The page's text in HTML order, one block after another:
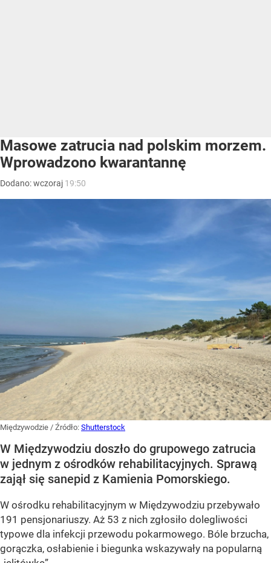
Masowe zatrucia nad polskim morzem.
Wprowadzono kwarantannę
Dodano:wczoraj 19:50
Międzywodzie / Źródło: Shutterstock
W Międzywodziu doszło do grupowego zatrucia
w jednym z ośrodków rehabilitacyjnych. Sprawą
zajął się sanepid z Kamienia Pomorskiego.
W ośrodku rehabilitacyjnym w Międzywodziu przebywało
191 pensjonariuszy. Aż 53 z nich zgłosiło dolegliwości
typowe dla infekcji przewodu pokarmowego. Bóle brzucha,
gorączka, osłabienie i biegunka wskazywały na popularną